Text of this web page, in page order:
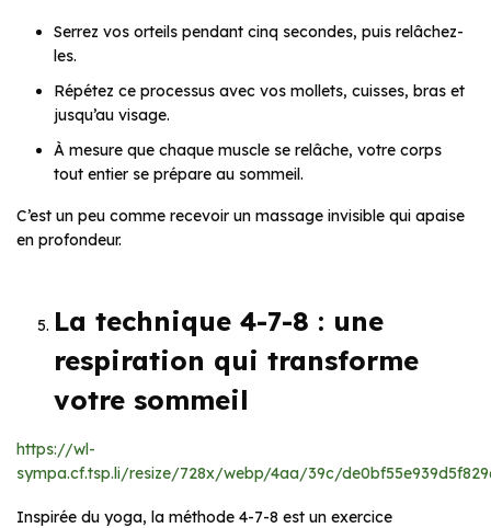
Serrez vos orteils pendant cinq secondes, puis relâchez-
les.
Répétez ce processus avec vos mollets, cuisses, bras et
jusqu’au visage.
À mesure que chaque muscle se relâche, votre corps
tout entier se prépare au sommeil.
C’est un peu comme recevoir un massage invisible qui apaise
en profondeur.
La technique 4-7-8 : une
respiration qui transforme
votre sommeil
https://wl-
sympa.cf.tsp.li/resize/728x/webp/4aa/39c/
Inspirée du yoga, la méthode 4-7-8 est un exercice